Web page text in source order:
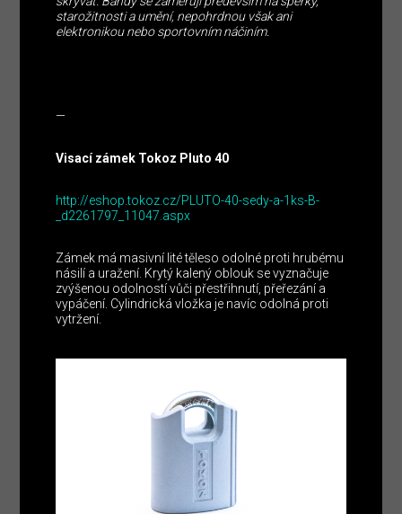
starožitnosti a umění, nepohrdnou však ani
elektronikou nebo sportovním náčiním.
—
Visací zámek Tokoz Pluto 40
http://eshop.tokoz.cz/PLUTO-40-sedy-a-1ks-B-
_d2261797_11047.aspx
Zámek má masivní lité těleso odolné proti hrubému
násilí a uražení. Krytý kalený oblouk se vyznačuje
zvýšenou odolností vůči přestřihnutí, přeřezání a
vypáčení. Cylindrická vložka je navíc odolná proti
vytržení.